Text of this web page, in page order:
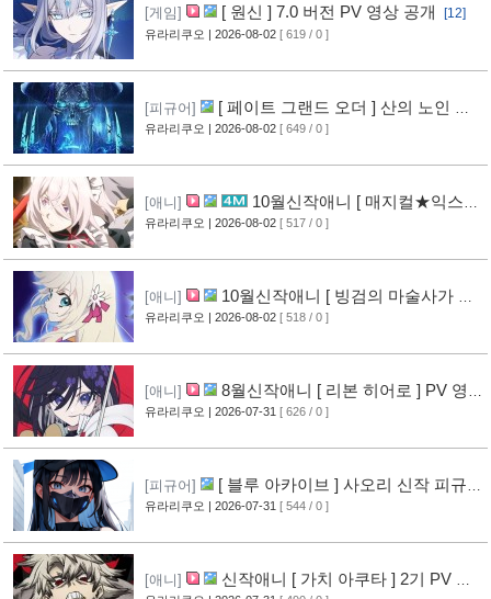
[게임] [ 원신 ] 7.0 버전 PV 영상 공개 [12]
유라리쿠오 | 2026-08-02 [ 619 / 0 ]
[피규어]
[ 페이트 그랜드 오더 ] 산의 노인 신
작 피규어 공개 [17]
유라리쿠오 | 2026-08-02 [ 649 / 0 ]
[애니]
10월신작애니 [ 매지컬★익스플
로러 ] PV 영상 공개 [12]
유라리쿠오 | 2026-08-02 [ 517 / 0 ]
[애니]
10월신작애니 [ 빙검의 마술사가 세
계를 다스린다 ] 2기 PV 영상 공개
유라리쿠오 | 2026-08-02 [ 518 / 0 ]
[애니]
8월신작애니 [ 리본 히어로 ] PV 영
상 공개
[11]
유라리쿠오 | 2026-07-31 [ 626 / 0 ]
[피규어]
[ 블루 아카이브 ] 사오리 신작 피규어
공개 [10]
유라리쿠오 | 2026-07-31 [ 544 / 0 ]
[애니]
신작애니 [ 가치 아쿠타 ] 2기 PV 영